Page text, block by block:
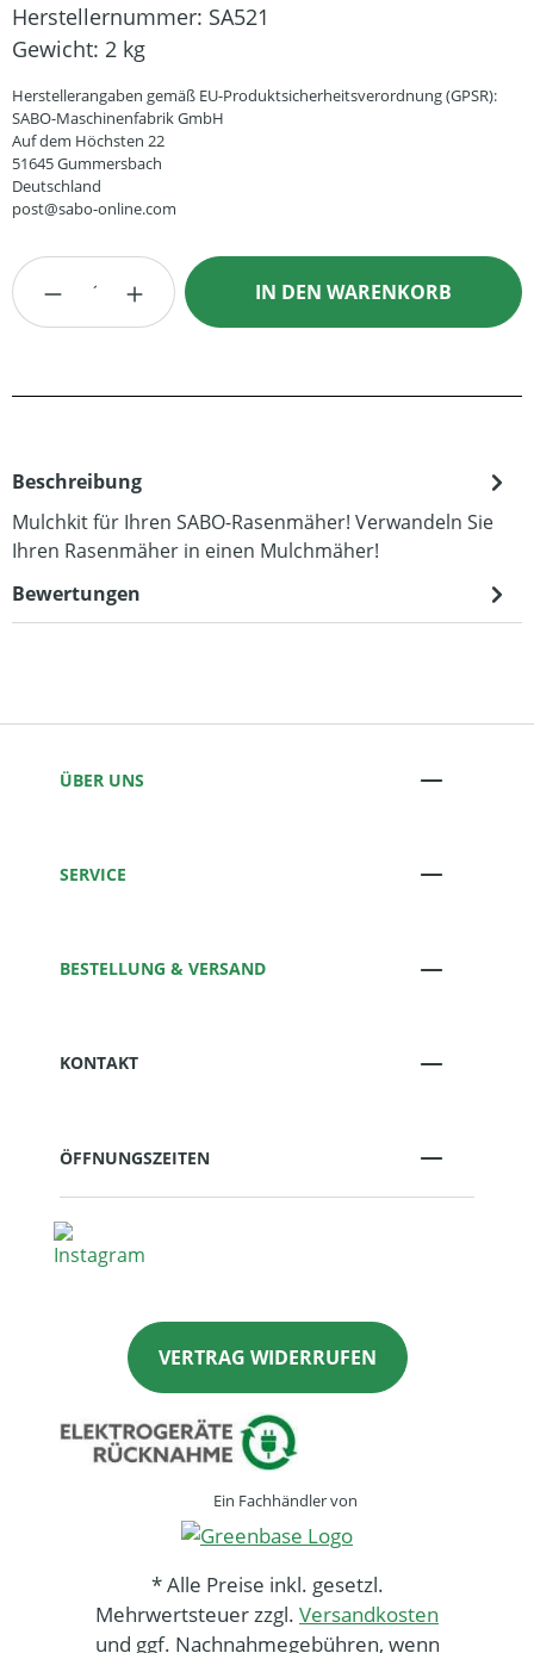
Herstellernummer: SA521
Gewicht: 2 kg
Herstellerangaben gemäß EU-Produktsicherheitsverordnung (GPSR):
SABO-Maschinenfabrik GmbH
Auf dem Höchsten 22
51645 Gummersbach
Deutschland
post@sabo-online.com
Produkt Anzahl: Gib den gewünschten
IN DEN WARENKORB
Beschreibung
Mulchkit für Ihren SABO-Rasenmäher! Verwandeln Sie
Ihren Rasenmäher in einen Mulchmäher!
Bewertungen
ÜBER UNS
SERVICE
BESTELLUNG & VERSAND
KONTAKT
ÖFFNUNGSZEITEN
VERTRAG WIDERRUFEN
Ein Fachhändler von
* Alle Preise inkl. gesetzl.
Mehrwertsteuer zzgl. Versandkosten
und ggf. Nachnahmegebühren, wenn